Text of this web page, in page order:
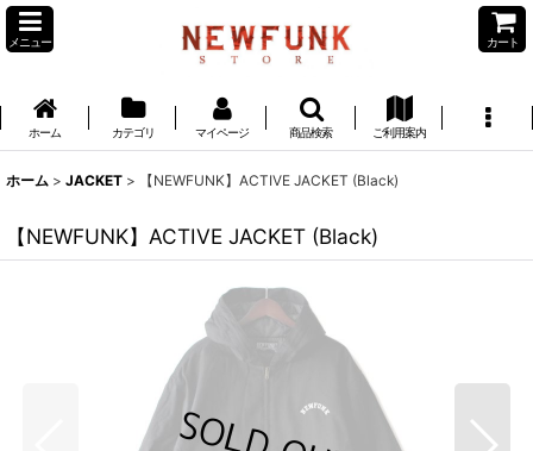
メニュー カート
ホーム カテゴリ マイページ 商品検索 ご利用案内
ホーム > JACKET > 【NEWFUNK】ACTIVE JACKET (Black)
【NEWFUNK】ACTIVE JACKET (Black)